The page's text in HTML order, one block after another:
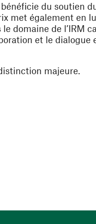
du soutien
met également en
domaine de l’IRM
et le dialogue
majeure.